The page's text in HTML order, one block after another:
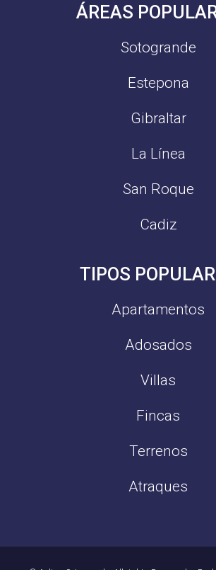
ÁREAS
Sotogrande
Estepona
Gibraltar
La Línea
San Roque
Cadiz
TIPOS
Apartamentos
Adosados
Villas
Fincas
Terrenos
Atraques